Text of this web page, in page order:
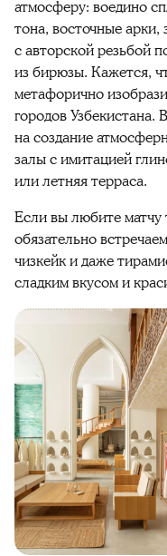
атмосферу: воедино
тона, восточные
с авторской резьбой
из бирюзы. Кажется,
метафорично
городов Узбекистана.
на создание
залы с имитацией
или летняя терраса.
Если вы любите матчу
обязательно
чизкейк и даже
сладким вкусом и